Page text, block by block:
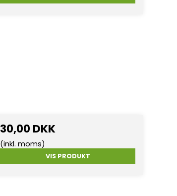
30,00 DKK
(inkl. moms)
VIS PRODUKT